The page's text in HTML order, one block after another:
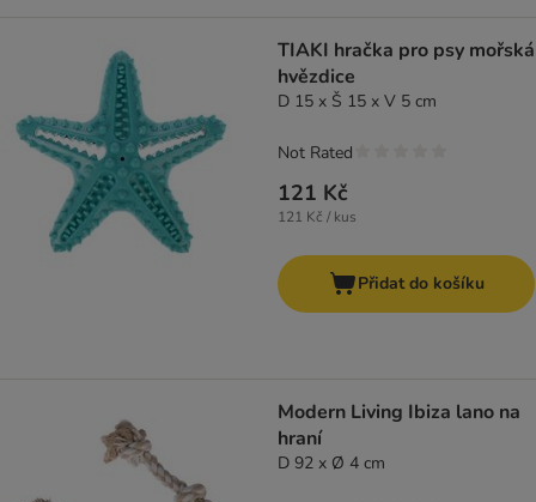
TIAKI hračka pro psy mořská
hvězdice
D 15 x Š 15 x V 5 cm
121 Kč
121 Kč / kus
Not Rated
Přidat do košíku
Modern Living Ibiza lano na
hraní
D 92 x Ø 4 cm